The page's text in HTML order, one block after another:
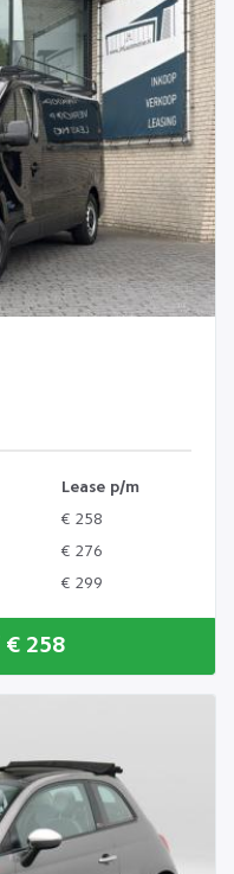
Lease p/m
€ 258
€ 276
€ 299
€ 258